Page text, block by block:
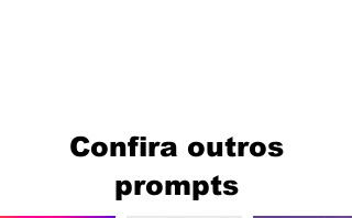
Confira outros
prompts